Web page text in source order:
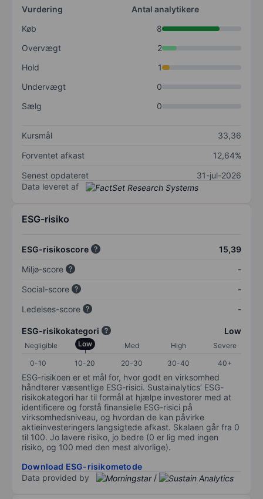
Vurdering
Antal analytikere
Køb
8
Overvægt
2
Hold
1
Undervægt
0
Sælg
0
Kursmål
33,36
Forventet afkast
12,64%
Senest opdateret
31-jul-2026
Data leveret af
ESG-risiko
ESG-risikoscore
15,39
Miljø-score
-
Social-score
-
Ledelses-score
-
ESG-risikokategori Low
Negligible Low Med High
Severe
0-10
10-20 20-30 30-40 40+
ESG-risikoen er et mål for, hvor godt en virksomhed
håndterer væsentlige ESG-risici. Sustainalytics’ ESG-
risikokategori har til formål at hjælpe investorer med at
identificere og forstå finansielle ESG-risici på
virksomhedsniveau, og hvordan de kan påvirke
aktieinvesteringers langsigtede afkast. Skalaen går fra 0
til 100. Jo lavere risiko, jo bedre (0 er lig med ingen
risiko, og 100 med den mest alvorlige).
Download ESG-risikometode
Data provided by
/